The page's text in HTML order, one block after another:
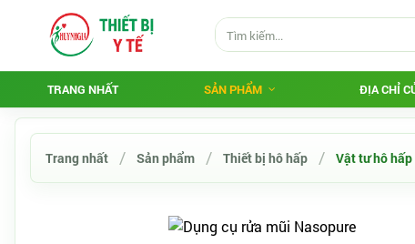
TRANG NHẤT SẢN PHẨM ĐỊA CHỈ
Trang nhất Sản phẩm Thiết bị hô hấp Vật tư hô hấp